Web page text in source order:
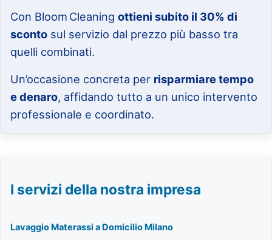
Con Bloom Cleaningottieni subito il 30% di
sconto sul servizio dal prezzo più basso tra
quelli combinati.
Un’occasione concreta per risparmiare tempo
e denaro, affidando tutto a un unico intervento
professionale e coordinato.
I servizi della nostra impresa
Lavaggio Materassi a Domicilio Milano